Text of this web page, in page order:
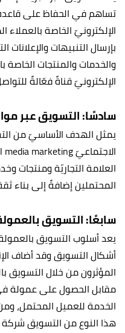
تساهم في الحفاظ على قاعدة
الإلكترونيّ الخاصة
بإرسال التنبيهات
والخدمات والمنتجات الخاصة
الإلكترونيّ قناةً فعّالةً
سادسًا: التسويق عبر
يمثل الهدف الأساسيّ من
العلامة التجاريّة ومنتجات
المحتملين إضافةً إلى بناء
سابعًا: التسويق
أشكال التسويق وقد أضاف
المؤثرون من خلال التسويق
مقابل الحصول على عمولة
الخدمة للعميل المحتمل،
هذا النوع من التسويق شركة Amazon.